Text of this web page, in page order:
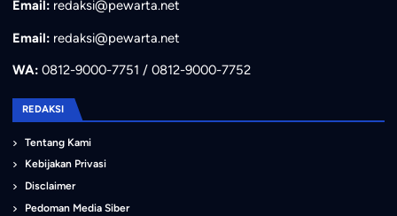
Email: redaksi@pewarta.net
Email: redaksi@pewarta.net
WA:0812-9000-7751 / 0812-9000-7752
REDAKSI
Tentang Kami
Kebijakan Privasi
Disclaimer
Pedoman Media Siber